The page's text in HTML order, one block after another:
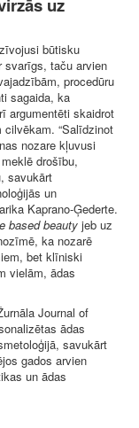
uz
būtisku
svarīgs, taču arvien
procedūru
sagaida, ka
argumentēti skaidrot
“Salīdzinot
nozare kļuvusi
drošību,
savukārt
un
Kaprano-Ģederte.
based beauty jeb uz
ka nozarē
bet klīniski
vielām, ādas
Journal of
ādas
savukārt
gados arvien
un ādas